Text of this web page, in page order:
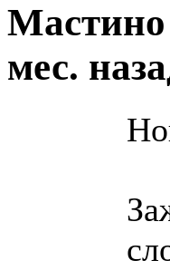
Мастино
мес.